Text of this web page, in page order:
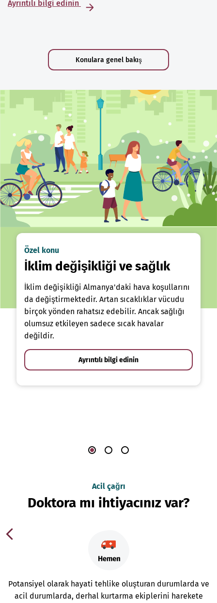
Ayrıntılı bilgi edinin
Konulara genel bakış
Özel konu
İklim değişikliği ve sağlık
İklim değişikliği Almanya'daki hava koşullarını
da değiştirmektedir. Artan sıcaklıklar vücudu
birçok yönden rahatsız edebilir. Ancak sağlığı
olumsuz etkileyen sadece sıcak havalar
değildir.
Ayrıntılı bilgi edinin
Acil çağrı
Doktora mı ihtiyacınız var?
Potansiyel olarak hayati tehlike oluşturan durumlarda ve
acil durumlarda, derhal kurtarma ekiplerini harekete